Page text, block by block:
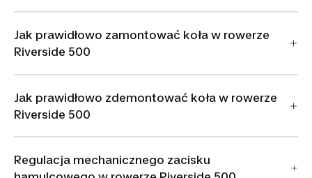
Jak prawidłowo zamontować koła w rowerze
Riverside 500
Jak prawidłowo zdemontować koła w rowerze
Riverside 500
Regulacja mechanicznego zacisku